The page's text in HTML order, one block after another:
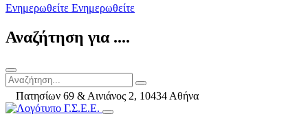
Ενημερωθείτε Ενημερωθείτε
Αναζήτηση για ....
Πατησίων 69 & Αινιάνος 2, 10434 Αθήνα